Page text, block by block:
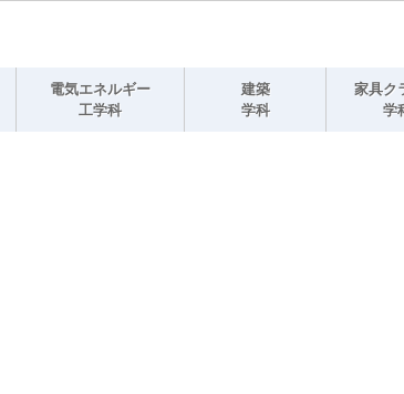
電気エネルギー
工学科
建築
学科
家具ク
学